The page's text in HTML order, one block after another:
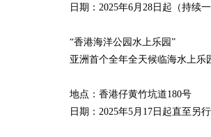
日期：2025年6月28日起（持续一
“香港海洋公园水上乐园”
亚洲首个全年全天候临海水上
地点：香港仔黄竹坑道180号
日期：2025年5月17日起直至另